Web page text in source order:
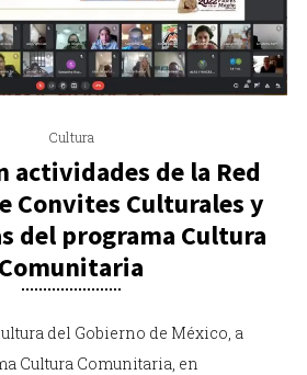
Cultura
actividades de la Red
Convites Culturales y
del programa Cultura
Comunitaria
del Gobierno de México, a
Cultura Comunitaria, en